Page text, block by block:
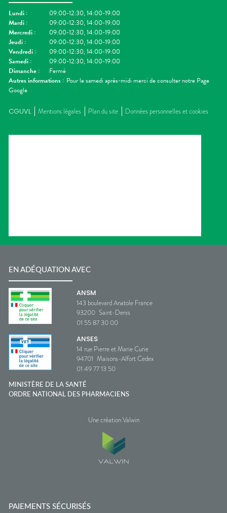
Lundi :
09:00-12:30, 14:00-19:00
Mardi :
09:00-12:30, 14:00-19:00
Mercredi :
09:00-12:30, 14:00-19:00
Jeudi :
09:00-12:30, 14:00-19:00
Vendredi :
09:00-12:30, 14:00-19:00
Samedi :
09:00-12:30, 14:00-19:00
Dimanche :
Fermé
Autres informations : Pour le samedi après-midi merci de consulter notre Page
Google
CGUVL Mentions légales Plan du site Données personnelles et cookies
EN ADÉQUATION AVEC
ANSM
143 boulevard Anatole France
93200 Saint-Denis
01 55 87 30 00
ANSES
14 rue Pierre et Marie Curie
94701 Maisons-Alfort Cedex
01 49 77 13 50
MINISTÈRE DE LA SANTÉ
ORDRE NATIONAL DES PHARMACIENS
Une création Valwin
PAIEMENTS SÉCURISÉS